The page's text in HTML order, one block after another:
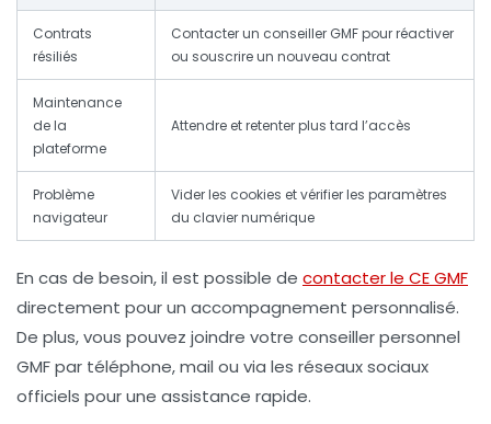
Contrats
résiliés
Contacter un conseiller GMF pour réactiver
ou souscrire un nouveau contrat
Maintenance
de la
plateforme
Attendre et retenter plus tard l’accès
Problème
navigateur
Vider les cookies et vérifier les paramètres
du clavier numérique
En cas de besoin, il est possible de contacter le CE GMF
directement pour un accompagnement personnalisé.
De plus, vous pouvez joindre votre conseiller personnel
GMF par téléphone, mail ou via les réseaux sociaux
officiels pour une assistance rapide.